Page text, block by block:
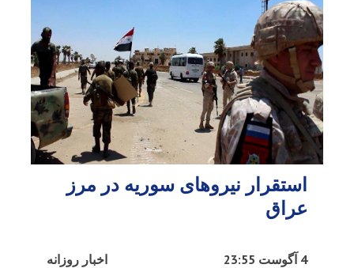
استقرار نیروهای سوریه در مرز
عراق
اخبار روزانه 4 آگوست 23:55